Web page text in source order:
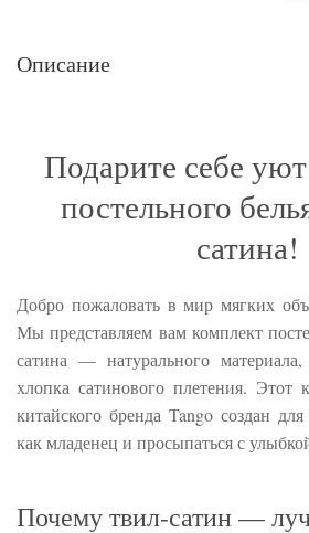
Описание
Подарите себе
постельного
сатина!
Добро пожаловать в мир мягких
Мы представляем вам комплект
сатина — натурального
хлопка сатинового плетения. Этот
китайского бренда Tango создан
как младенец и просыпаться с
Почему твил-сатин —